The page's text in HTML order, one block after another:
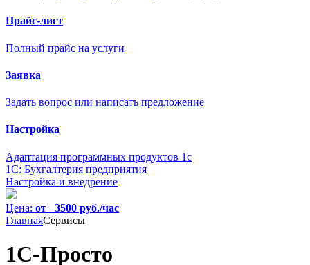
Прайс-лист
Полный прайс на услуги
Заявка
Задать вопрос или написать предложение
Настройка
Адаптация программных продуктов 1с
1С: Бухгалтерия предприятия
Настройка и внедрение
Цена: от 3500 руб./час
ГлавнаяСервисы
1С-Просто